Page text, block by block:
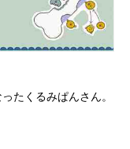
たくるみぱんさん。